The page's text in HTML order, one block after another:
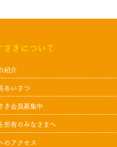
さきについて
紹介
あいさつ
き会員募集中
所有のみなさまへ
のアクセス